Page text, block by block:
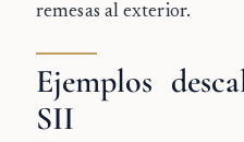
remesas al exterior.
Ejemplos
SII